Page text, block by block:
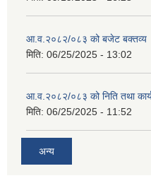
आ.व.२०८२/०८३ को बजेट बक्तव्य
मिति: 06/25/2025 - 13:02
आ.व.२०८२/०८३ को निति तथा
मिति: 06/25/2025 - 11:52
अन्य